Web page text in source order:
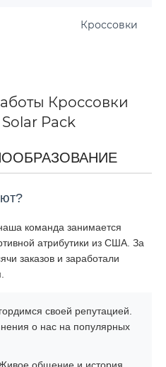
Кроссовки
Кроссовки
Pack
команда занимается
атрибутики из США. За
заказов и заработали
своей репутацией.
о нас на популярных